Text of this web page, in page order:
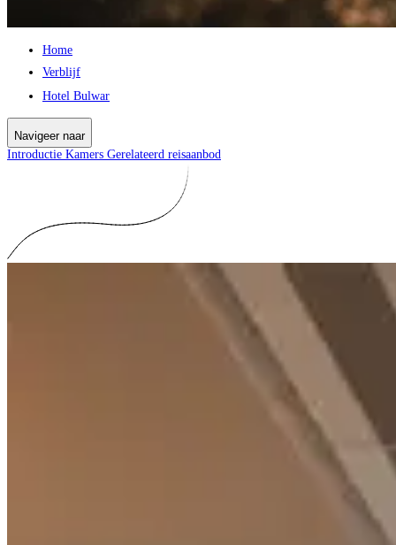
Home
Verblijf
Hotel Bulwar
Navigeer naar
Introductie Kamers Gerelateerd reisaanbod